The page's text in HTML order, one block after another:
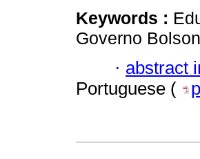
Keywords :
Governo
· abstract
Portuguese (